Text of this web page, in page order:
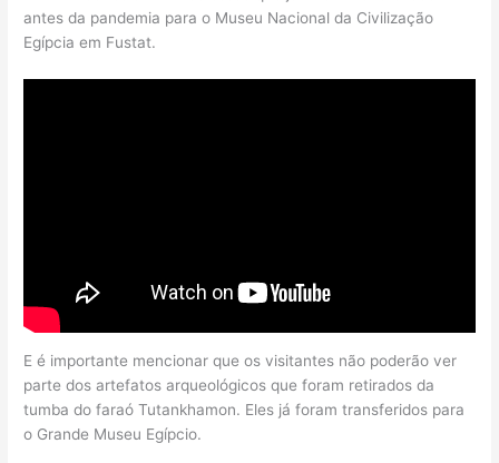
antes da pandemia para o Museu Nacional da Civilização
Egípcia em Fustat.
E é importante mencionar que os visitantes não poderão ver
parte dos artefatos arqueológicos que foram retirados da
tumba do faraó Tutankhamon. Eles já foram transferidos para
o Grande Museu Egípcio.